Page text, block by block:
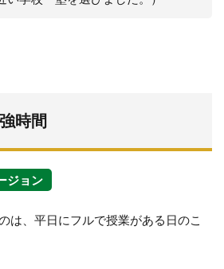
時間
ジョン
は、平日にフルで授業がある日のこ